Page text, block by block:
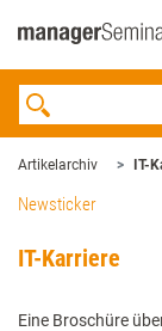
Artikelarchiv IT-
Newsticker
IT-Karriere
Eine Broschüre